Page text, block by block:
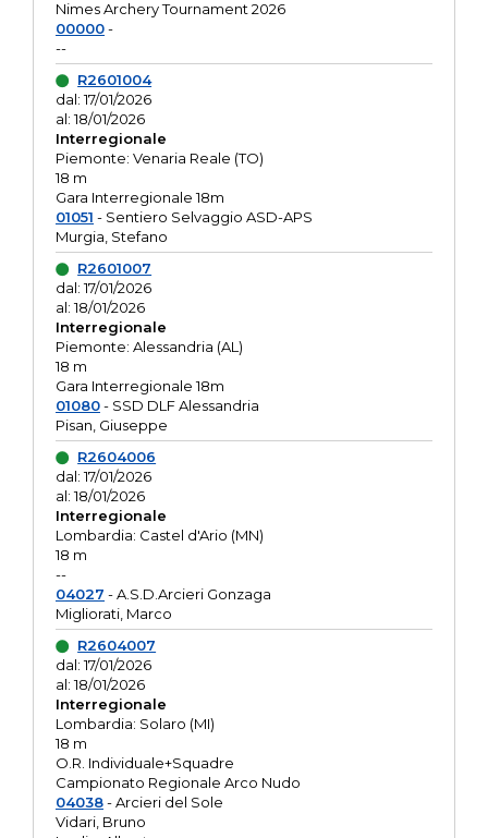
Nimes Archery Tournament 2026
00000-
--
R2601004
dal: 17/01/2026
al: 18/01/2026
Interregionale
Piemonte: Venaria Reale (TO)
18 m
Gara Interregionale 18m
01051 - Sentiero Selvaggio ASD-APS
Murgia, Stefano
R2601007
dal: 17/01/2026
al: 18/01/2026
Interregionale
Piemonte: Alessandria (AL)
18 m
Gara Interregionale 18m
01080- SSD DLF Alessandria
Pisan, Giuseppe
R2604006
dal: 17/01/2026
al: 18/01/2026
Interregionale
Lombardia: Castel d'Ario (MN)
18 m
--
04027 - A.S.D.Arcieri Gonzaga
Migliorati, Marco
R2604007
dal: 17/01/2026
al: 18/01/2026
Interregionale
Lombardia: Solaro (MI)
18 m
O.R. Individuale+Squadre
Campionato Regionale Arco Nudo
04038- Arcieri del Sole
Vidari, Bruno